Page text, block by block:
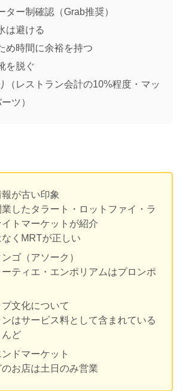
ター制確認（Grab推奨）
は避ける
め時間に余裕を持つ
を脱ぐ
（レストラン会計の10%程度・マッ
ツ）
が古い印象
したタラート・ロットファイ・ラ
トマーケットが紹介
くMRTが正しい
ゴ（アソーク）
ティエ・エンポリアムはプロンポ
文化について
はサービス料として含まれている
んど
ドマーケット
お店は土日のみ営業